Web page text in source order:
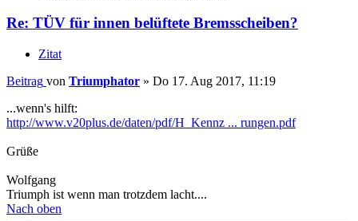
Re: TÜV für innen belüftete Bremsscheiben?
Zitat
Beitrag von Triumphator » Do 17. Aug 2017, 11:19
...wenn's hilft:
http://www.v20plus.de/daten/pdf/H_Kennz ... rungen.pdf
Grüße
Wolfgang
Triumph ist wenn man trotzdem lacht....
Nach oben